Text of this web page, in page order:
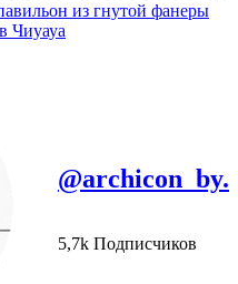
из гнутой фанеры
Чиуауа
@archicon_by.
5,7k Подписчиков